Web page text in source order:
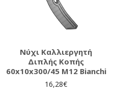
Νύχι Καλλιεργητή
Διπλής Κοπής
60x10x300/45 Μ12 Bianchi
16,28€